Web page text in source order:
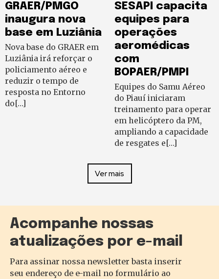
GRAER/PMGO
inaugura nova
base em Luziânia
Nova base do GRAER em
Luziânia irá reforçar o
policiamento aéreo e
reduzir o tempo de
resposta no Entorno
do[…]
SESAPI capacita
equipes para
operações
aeromédicas
com
BOPAER/PMPI
Equipes do Samu Aéreo
do Piauí iniciaram
treinamento para operar
em helicóptero da PM,
ampliando a capacidade
de resgates e[…]
Ver mais
Acompanhe nossas
atualizações por e-mail
Para assinar nossa newsletter basta inserir
seu endereço de e-mail no formulário ao